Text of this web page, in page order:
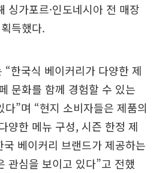
싱가포르·인도네시아 전 매장
득했다.
한국식 베이커리가 다양한 제
문화를 함께 경험할 수 있는
”며 “현지 소비자들은 제품의
양한 메뉴 구성, 시즌 한정 제
베이커리 브랜드가 제공하는
관심을 보이고 있다”고 전했